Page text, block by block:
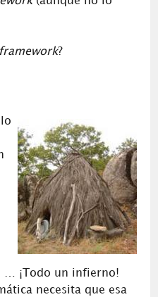
framework?
… ¡Todo un infierno!
necesita que esa